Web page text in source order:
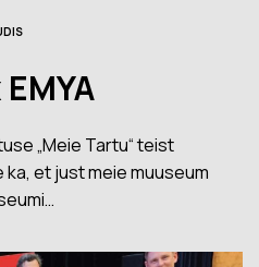
„Meie Tartu“ teist
et just meie muuseum